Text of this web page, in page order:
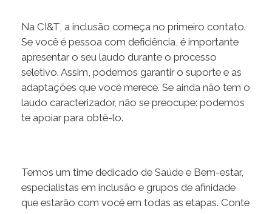
Na CI&T, a inclusão começa no primeiro contato.
Se você é pessoa com deficiência, é importante
apresentar o seu laudo durante o processo
seletivo. Assim, podemos garantir o suporte e as
adaptações que você merece. Se ainda não tem o
laudo caracterizador, não se preocupe: podemos
te apoiar para obtê-lo.
Temos um time dedicado de Saúde e Bem-estar,
especialistas em inclusão e grupos de afinidade
que estarão com você em todas as etapas. Conte